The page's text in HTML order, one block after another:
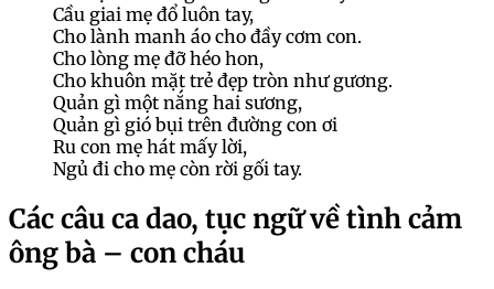
Cầu giai mẹ đổ luôn tay,
Cho lành manh áo cho đầy cơm con.
Cho lòng mẹ đỡ héo hon,
Cho khuôn mặt trẻ đẹp tròn như gương.
Quản gì một nắng hai sương,
Quản gì gió bụi trên đường con ơi
Ru con mẹ hát mấy lời,
Ngủ đi cho mẹ còn rời gối tay.
Các câu ca dao, tục ngữ về tình cảm
ông bà – con cháu